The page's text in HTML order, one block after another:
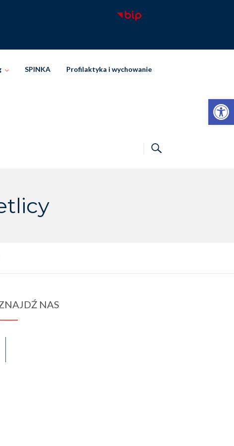
Otwórz pasek narzędzi
SPINKA Profilaktyka i wychowanie
NAS